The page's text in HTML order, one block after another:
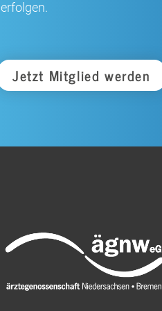
erfolgen.
Jetzt Mitglied werden